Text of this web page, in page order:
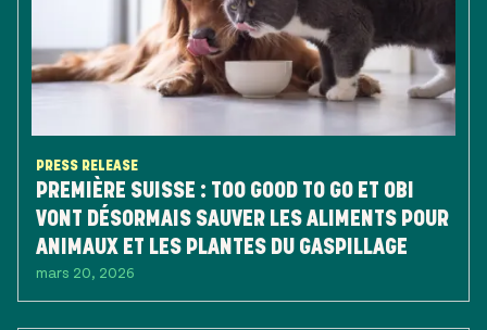
PRESS RELEASE
PREMIÈRE SUISSE : TOO GOOD TO GO ET OBI
VONT DÉSORMAIS SAUVER LES ALIMENTS POUR
ANIMAUX ET LES PLANTES DU GASPILLAGE
mars 20, 2026